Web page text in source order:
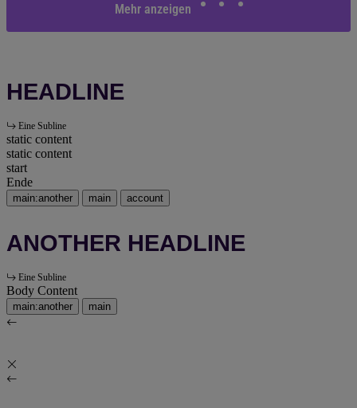
Mehr anzeigen
HEADLINE
Eine Subline
static content
static content
start
Ende
main:another main account
ANOTHER HEADLINE
Eine Subline
Body Content
main:another main